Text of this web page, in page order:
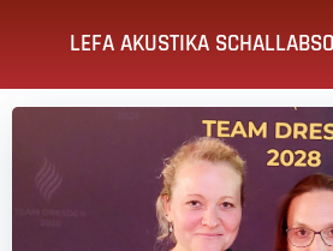
Inhalt
LEFA AKUSTIKA